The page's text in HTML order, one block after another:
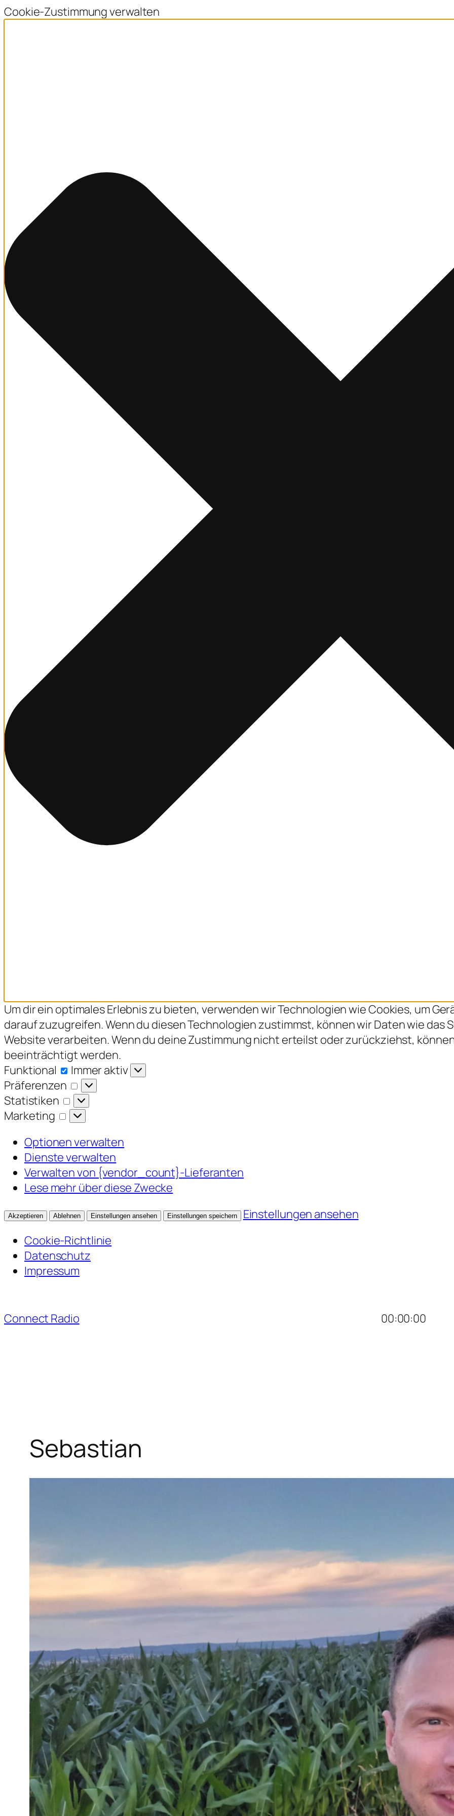
Cookie-Zustimmung verwalten
Um dir ein optimales Erlebnis zu bieten, verwenden wir Technologien wie Cookies, um
darauf zuzugreifen. Wenn du diesen Technologien zustimmst, können wir Daten wie das
Website verarbeiten. Wenn du deine Zustimmung nicht erteilst oder zurückziehst,
beeinträchtigt werden.
Funktional
Funktional
Immer aktiv
Präferenzen
Präferenzen
Statistiken
Statistiken
Marketing
Marketing
Optionen verwalten
Dienste verwalten
Verwalten von {vendor_count}-Lieferanten
Lese mehr über diese Zwecke
Akzeptieren Ablehnen Einstellungen ansehen Einstellungen speichern
Einstellungen ansehen
Cookie-Richtlinie
Datenschutz
Impressum
Inhalt
springen
Connect Radio 00:00:00
Sebastian